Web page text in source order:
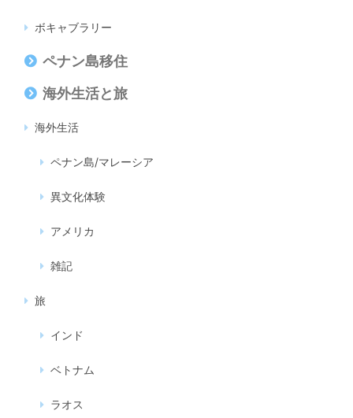
ボキャブラリー
ペナン島移住
海外生活と旅
海外生活
ペナン島/マレーシア
異文化体験
アメリカ
雑記
旅
インド
ベトナム
ラオス